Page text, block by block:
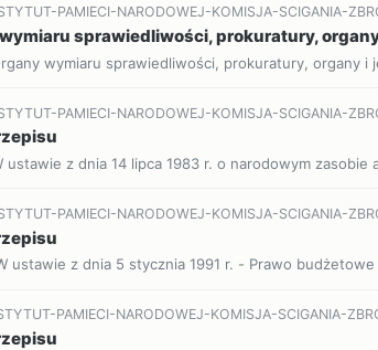
PAMIECI-NARODOWEJ-KOMISJA-SCIGANIA-
sprawiedliwości, prokuratury,
wymiaru sprawiedliwości, prokuratury, organy i
PAMIECI-NARODOWEJ-KOMISJA-SCIGANIA-
ustawie z dnia 14 lipca 1983 r. o narodowym zasobie
PAMIECI-NARODOWEJ-KOMISJA-SCIGANIA-
ustawie z dnia 5 stycznia 1991 r. - Prawo budżetowe
PAMIECI-NARODOWEJ-KOMISJA-SCIGANIA-